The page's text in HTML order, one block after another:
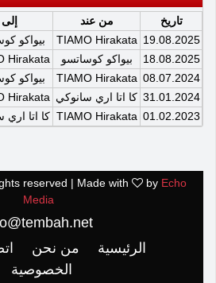
تاريخ من عند إلى
19.08.2025
TIAMO Hirakata
بيواكو
18.08.2025
بيواكو كوساتسو Hirakata
08.07.2024
TIAMO Hirakata بيواكو
31.01.2024 كا اتا اري سانوكي Hirakata
01.02.2023
TIAMO Hirakata كا اتا اري
reserved | Made with by Echo
Media
الرئيسية
من نحن
الخصوصية